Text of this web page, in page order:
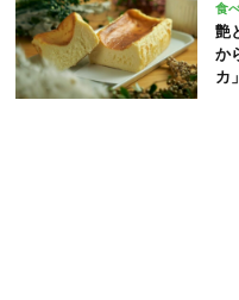
食
艶
か
カ